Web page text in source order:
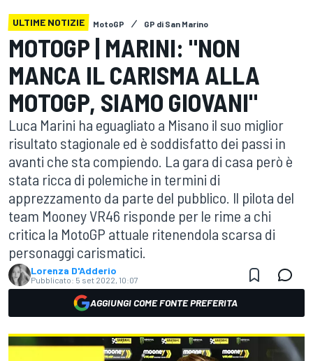
ULTIME NOTIZIE MotoGP GP di San Marino
MOTOGP | MARINI: "NON
MANCA IL CARISMA ALLA
MOTOGP, SIAMO GIOVANI"
Luca Marini ha eguagliato a Misano il suo miglior
risultato stagionale ed è soddisfatto dei passi in
avanti che sta compiendo. La gara di casa però è
stata ricca di polemiche in termini di
apprezzamento da parte del pubblico. Il pilota del
team Mooney VR46 risponde per le rime a chi
critica la MotoGP attuale ritenendola scarsa di
personaggi carismatici.
Lorenza D'Adderio
Pubblicato: 5 set 2022, 10:07
AGGIUNGI COME FONTE PREFERITA